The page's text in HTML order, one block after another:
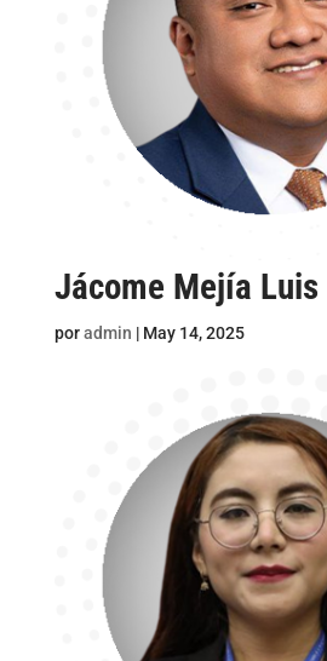
Jácome Mejía Luis
poradmin | May 14, 2025